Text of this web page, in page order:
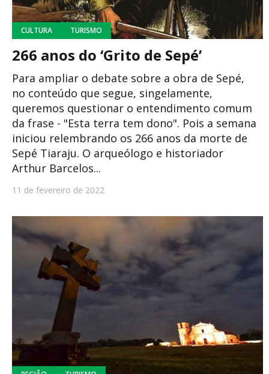
CULTURA TURISMO
266 anos do ‘Grito de Sepé’
Para ampliar o debate sobre a obra de Sepé,
no conteúdo que segue, singelamente,
queremos questionar o entendimento comum
da frase - "Esta terra tem dono". Pois a semana
iniciou relembrando os 266 anos da morte de
Sepé Tiaraju. O arqueólogo e historiador
Arthur Barcelos...
11 de fevereiro de 2022